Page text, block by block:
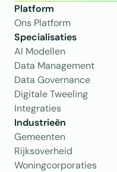
Platform
Ons Platform
Specialisaties
AI Modellen
Data Management
Data Governance
Digitale Tweeling
Integraties
Industrieën
Gemeenten
Rijksoverheid
Woningcorporaties